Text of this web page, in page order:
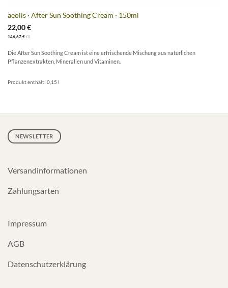
aeolis · After Sun Soothing Cream · 150ml
22,00€
146,67 €/ l
Die After Sun Soothing Cream ist eine erfrischende Mischung aus natürlichen
Pflanzenextrakten, Mineralien und Vitaminen.
Produkt enthält: 0,15 l
NEWSLETTER
Versandinformationen
Zahlungsarten
Impressum
AGB
Datenschutzerklärung